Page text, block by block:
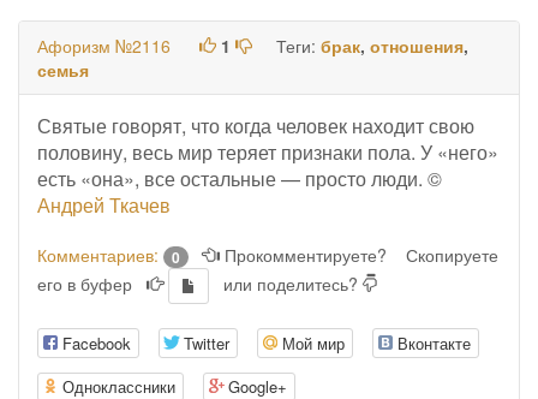
Афоризм №2116 1 Теги: брак, отношения,
семья
Святые говорят, что когда человек находит свою
половину, весь мир теряет признаки пола. У «него»
есть «она», все остальные — просто люди. ©
Андрей Ткачев
Комментариев: 0 Прокомментируете?
Скопируете
его в буфер
или поделитесь?
Facebook Twitter Мой мир
Вконтакте
Одноклассники
Google+